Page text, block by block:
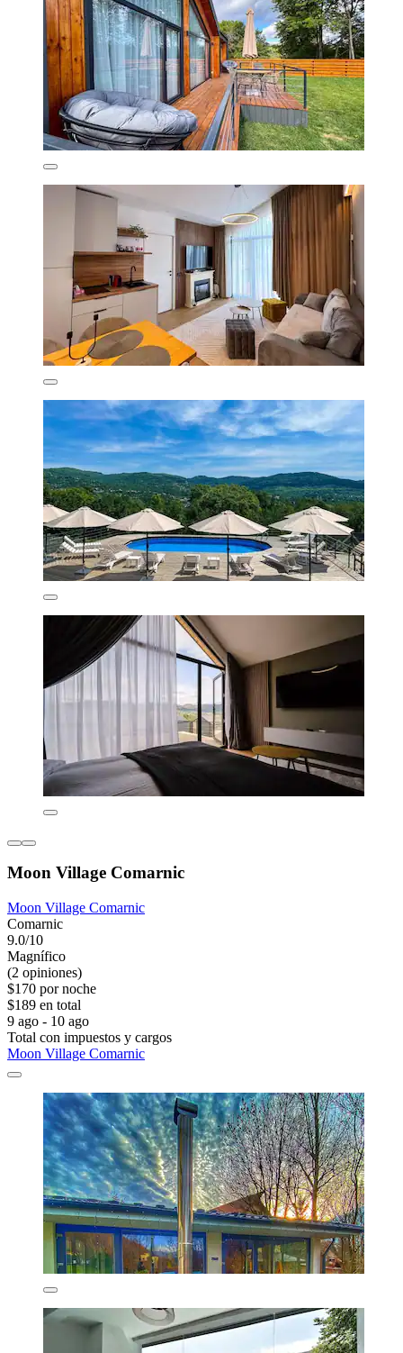
Moon Village Comarnic
Moon Village Comarnic
Comarnic
9.0/10
Magnífico
(2 opiniones)
$170 por noche
$189 en total
9 ago - 10 ago
Total con impuestos y cargos
Moon Village Comarnic